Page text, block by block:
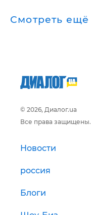
Смотреть ещё
© 2026, Диалог.ua
Все права защищены.
Новости
россия
Блоги